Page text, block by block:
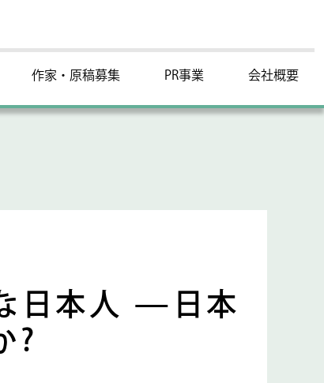
作家・原稿募集 PR事業 会社概要
日本人 —日本
?